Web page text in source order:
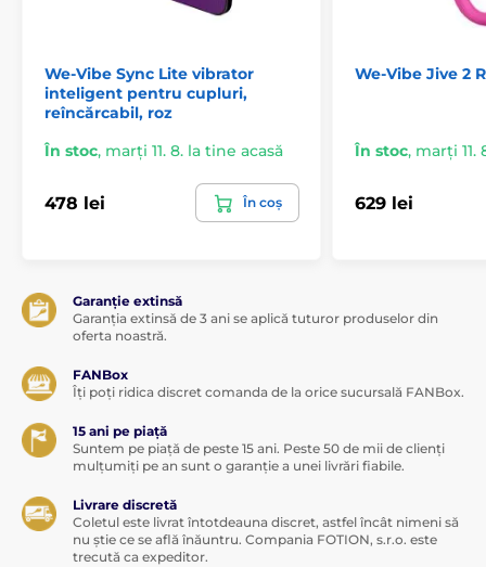
Pungă de depozitare din satin
Manual de utilizare detaliat
2xAAA baterii pentru telecomandă
Produsul este inclus în categoria
Vibratoare clitorale
Ajutoare pentru asociere
We-Vibe Sync Lite vibrator
inteligent pentru cupluri,
reîncărcabil, roz
În stoc, marți 11. 8. la tine acasă
478 lei În coș
We-Vibe Jive 2
În stoc, marți 11.
629 lei
Garanție extinsă
Garanția extinsă de 3 ani se aplică tuturor produselor din
oferta noastră.
FANBox
Îți poți ridica discret comanda de la orice sucursală FANBox.
15 ani pe piață
Suntem pe piață de peste 15 ani. Peste 50 de mii de clienți
mulțumiți pe an sunt o garanție a unei livrări fiabile.
Livrare discretă
Coletul este livrat întotdeauna discret, astfel încât nimeni să
nu știe ce se află înăuntru. Compania FOTION, s.r.o. este
trecută ca expeditor.